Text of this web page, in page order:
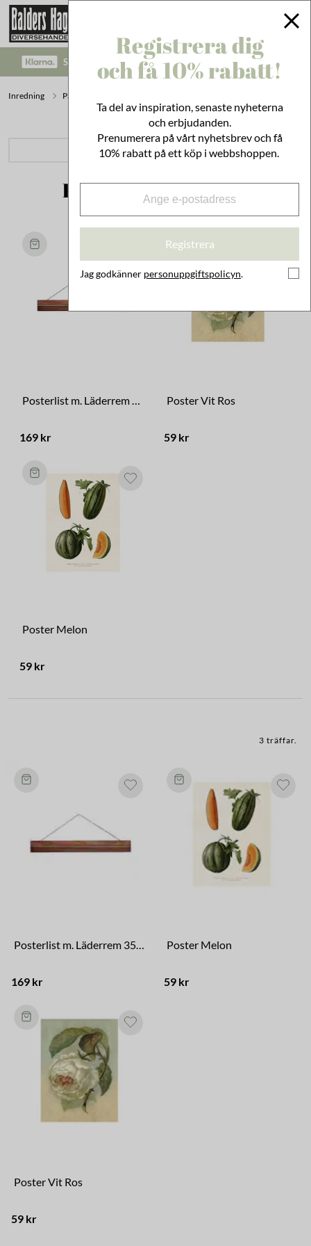
SÄKRA BETALNINGAR MED KLARNA CHECKOUT!
Inredning På Väggen
PRODUKTKATEGORIER
Populärt inom 18x24
169 kr
Poster Vit Ros
59 kr
Poster Melon
59 kr
3 träffar
169 kr
Poster Melon
59 kr
Poster Vit Ros
59 kr
Registrera dig
och få 10% rabatt!
Ta del av inspiration, senaste nyheterna
och erbjudanden.
Prenumerera på vårt nyhetsbrev och få
10% rabatt på ett köp i webbshoppen.
Registrera
Jag godkänner personuppgiftspolicyn.